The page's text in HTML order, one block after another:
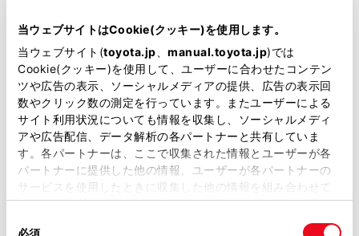
当ウェブサイトはCookie(クッキー)を使用します。
当ウェブサイト(toyota.jp manual.toyota.jp)では
Cookie(クッキー)を使用して、ユーザーに合わせたコンテン
ツや広告の表示、ソーシャルメディアの提供、広告の表示回
数やクリック数の測定を行っています。またユーザーによる
サイト利用状況についても情報を収集し、ソーシャルメディ
アや広告配信、データ解析の各パートナーと共有していま
す。各パートナーは、ここで収集された情報とユーザーが各
パートナーに提供した他の情報、ユーザーが各パートナーの
サービスを使用したときに収集した他の情報を組み合わせて
使用することがあります。当ウェブサイトの使用を続行する
必須
車線逸脱警報
クルーズコントロール
先進ライト